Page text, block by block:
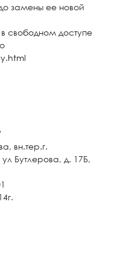
замены ее новой
свободном доступе
вн.тер.г.
Бутлерова, д. 17Б,